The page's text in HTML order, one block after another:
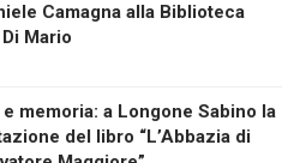
Camagna alla Biblioteca
Mario
memoria: a Longone Sabino la
del libro “L’Abbazia di